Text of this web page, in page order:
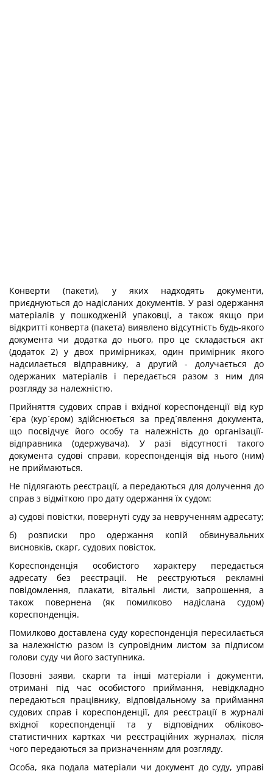
Конверти (пакети), у яких надходять документи,
приєднуються до надісланих документів. У разі одержання
матеріалів у пошкодженій упаковці, а також якщо при
відкритті конверта (пакета) виявлено відсутність будь-якого
документа чи додатка до нього, про це складається акт
(додаток 2) у двох примірниках, один примірник якого
надсилається відправнику, а другий - долучається до
одержаних матеріалів і передається разом з ним для
розгляду за належністю.
Прийняття судових справ і вхідної кореспонденції від кур
´єра (кур´єром) здійснюється за пред´явлення документа,
що посвідчує його особу та належність до організації-
відправника (одержувача). У разі відсутності такого
документа судові справи, кореспонденція від нього (ним)
не приймаються.
Не підлягають реєстрації, а передаються для долучення до
справ з відміткою про дату одержання їх судом:
а) судові повістки, повернуті суду за неврученням адресату;
б) розписки про одержання копій обвинувальних
висновків, скарг, судових повісток.
Кореспонденція особистого характеру передається
адресату без реєстрації. Не реєструються рекламні
повідомлення, плакати, вітальні листи, запрошення, а
також повернена (як помилково надіслана судом)
кореспонденція.
Помилково доставлена суду кореспонденція пересилається
за належністю разом із супровідним листом за підписом
голови суду чи його заступника.
Позовні заяви, скарги та інші матеріали і документи,
отримані під час особистого приймання, невідкладно
передаються працівнику, відповідальному за приймання
судових справ і кореспонденції, для реєстрації в журналі
вхідної кореспонденції та у відповідних обліково-
статистичних картках чи реєстраційних журналах, після
чого передаються за призначенням для розгляду.
Особа, яка подала матеріали чи документ до суду, управі